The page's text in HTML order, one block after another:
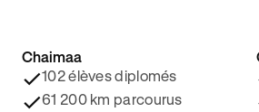
4.8/5 ⭐️
Chaimaa
102 élèves diplomés
61 200 km parcourus